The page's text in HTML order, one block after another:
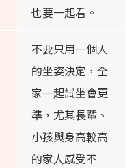
也要一起看。
不要只用一個人
的坐姿決定，全
家一起試坐會更
準，尤其長輩、
小孩與身高較高
的家人感受不